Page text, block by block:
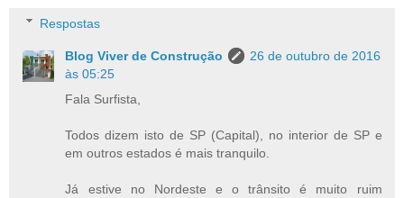
Respostas
Blog Viver de Construção
26 de outubro de 2016
às 05:25
Fala Surfista,
Todos dizem isto de SP (Capital), no interior de SP e
em outros estados é mais tranquilo.
Já estive no Nordeste e o trânsito é muito ruim